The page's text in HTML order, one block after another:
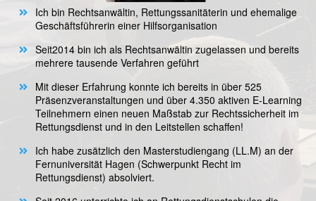
Ich bin Rechtsanwältin, Rettungssanitäterin und ehemalige
Geschäftsführerin einer Hilfsorganisation
Seit2014 bin ich als Rechtsanwältin zugelassen und bereits
mehrere tausende Verfahren geführt
Mit dieser Erfahrung konnte ich bereits in über 525
Präsenzveranstaltungen und über 4.350 aktiven E-Learning
Teilnehmern einen neuen Maßstab zur Rechtssicherheit im
Rettungsdienst und in den Leitstellen schaffen!
Ich habe zusätzlich den Masterstudiengang (LL.M) an der
Fernuniversität Hagen (Schwerpunkt Recht im